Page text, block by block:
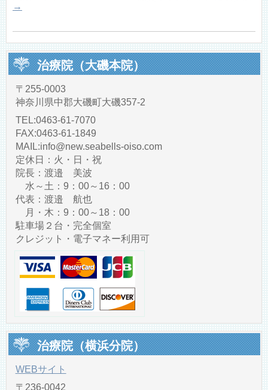
→
治療院（大磯本院）
〒255-0003
神奈川県中郡大磯町大磯357-2
TEL:0463-61-7070
FAX:0463-61-1849
MAIL:info@new.seabells-oiso.com
定休日：火・日・祝
院長：渡邉 美波
水～土：9：00～16：00
代表：渡邉 航也
月・木：9：00～18：00
駐車場２台・完全個室
クレジット・電子マネー利用可
治療院（横浜分院）
WEBサイト
〒236-0042